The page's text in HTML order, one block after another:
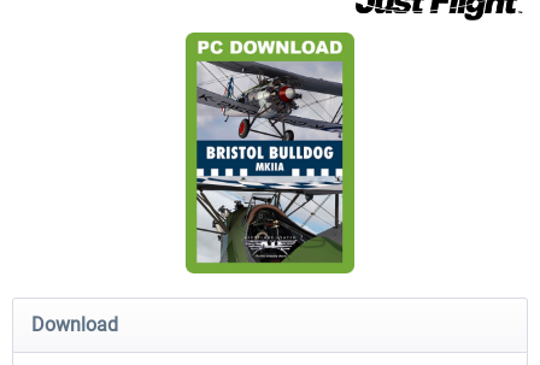
Airbus Bundle iFly Jets-The 737NG for
Download